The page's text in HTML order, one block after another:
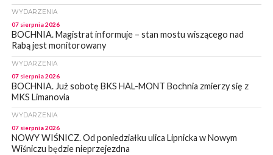
WYDARZENIA
07 sierpnia 2026
BOCHNIA. Magistrat informuje – stan mostu wiszącego nad
Rabą jest monitorowany
WYDARZENIA
07 sierpnia 2026
BOCHNIA. Już sobotę BKS HAL-MONT Bochnia zmierzy się z
MKS Limanovia
WYDARZENIA
07 sierpnia 2026
NOWY WIŚNICZ. Od poniedziałku ulica Lipnicka w Nowym
Wiśniczu będzie nieprzejezdna